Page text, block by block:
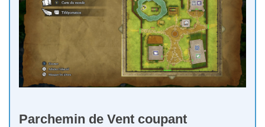
Parchemin de Vent coupant